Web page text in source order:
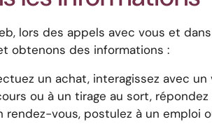
lors des appels avec vous et
obtenons des informations :
un achat, interagissez avec
ou à un tirage au sort,
vous, postulez à un